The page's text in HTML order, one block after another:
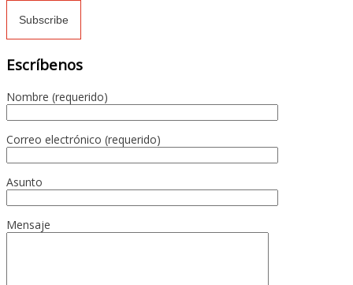
Escríbenos
Nombre (requerido)
Correo electrónico (requerido)
Asunto
Mensaje